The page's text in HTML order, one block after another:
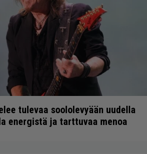
tulevaa soololevyään uudella
energistä ja tarttuvaa menoa